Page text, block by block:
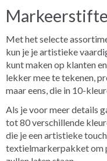
Met het selecte
kun je je artistieke
kunt maken op klanten
lekker mee te tekenen,
maar eens, die in 10-
Als je voor meer details
tot 80 verschillende
die je een artistieke
textielmarkerpakket om